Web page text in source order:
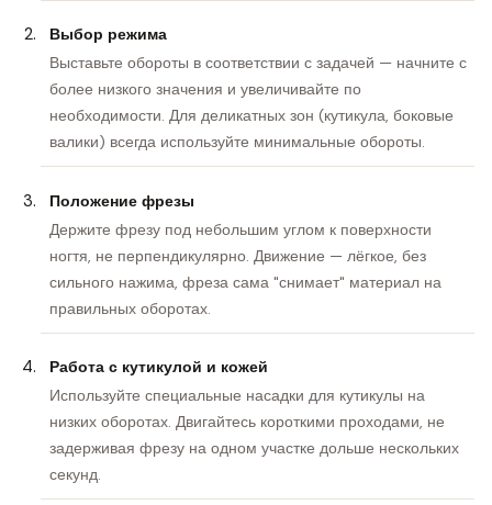
Выбор режима
Выставьте обороты в соответствии с задачей — начните с
более низкого значения и увеличивайте по
необходимости. Для деликатных зон (кутикула, боковые
валики) всегда используйте минимальные обороты.
Положение фрезы
Держите фрезу под небольшим углом к поверхности
ногтя, не перпендикулярно. Движение — лёгкое, без
сильного нажима, фреза сама "снимает" материал на
правильных оборотах.
Работа с кутикулой и кожей
Используйте специальные насадки для кутикулы на
низких оборотах. Двигайтесь короткими проходами, не
задерживая фрезу на одном участке дольше нескольких
секунд.